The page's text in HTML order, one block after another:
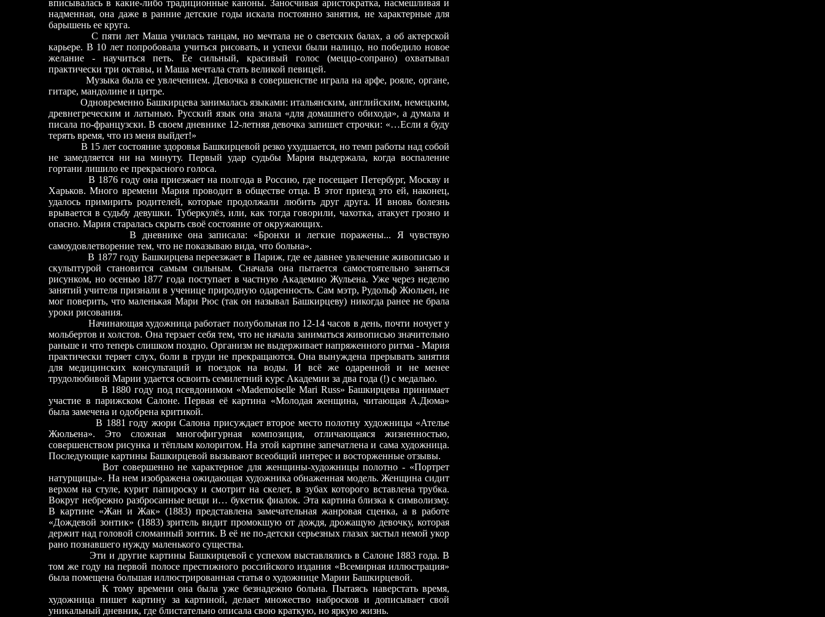
вписывалась в какие-либо традиционные каноны. Заносчивая аристократка, насмешливая и
надменная, она даже в ранние детские годы искала постоянно занятия, не характерные для
барышень ее круга.
С пяти лет Маша училась танцам, но мечтала не о светских балах, а об актерской
карьере. В 10 лет попробовала учиться рисовать, и успехи были налицо, но победило новое
желание - научиться петь. Ее сильный, красивый голос (меццо-сопрано) охватывал
практически три октавы, и Маша мечтала стать великой певицей.
Музыка была ее увлечением. Девочка в совершенстве играла на арфе, рояле, органе,
гитаре, мандолине и цитре.
Одновременно Башкирцева занималась языками: итальянским, английским, немецким,
древнегреческим и латынью. Русский язык она знала «для домашнего обихода», а думала и
писала по-французски. В своем дневнике 12-летняя девочка запишет строчки: «…Если я буду
терять время, что из меня выйдет!»
В 15 лет состояние здоровья Башкирцевой резко ухудшается, но темп работы над собой
не замедляется ни на минуту. Первый удар судьбы Мария выдержала, когда воспаление
гортани лишило ее прекрасного голоса.
В 1876 году она приезжает на полгода в Россию, где посещает Петербург, Москву и
Харьков. Много времени Мария проводит в обществе отца. В этот приезд это ей, наконец,
удалось примирить родителей, которые продолжали любить друг друга. И вновь болезнь
врывается в судьбу девушки. Туберкулёз, или, как тогда говорили, чахотка, атакует грозно и
опасно. Мария старалась скрыть своё состояние от окружающих.
В дневнике она записала: «Бронхи и легкие поражены... Я чувствую
самоудовлетворение тем, что не показываю вида, что больна».
В 1877 году Башкирцева переезжает в Париж, где ее давнее увлечение живописью и
скульптурой становится самым сильным. Сначала она пытается самостоятельно заняться
рисунком, но осенью 1877 года поступает в частную Академию Жульена. Уже через неделю
занятий учителя признали в ученице природную одаренность. Сам мэтр, Рудольф Жюльен, не
мог поверить, что маленькая Мари Рюс (так он называл Башкирцеву) никогда ранее не брала
уроки рисования.
Начинающая художница работает полубольная по 12-14 часов в день, почти ночует у
мольбертов и холстов. Она терзает себя тем, что не начала заниматься живописью значительно
раньше и что теперь слишком поздно. Организм не выдерживает напряженного ритма - Мария
практически теряет слух, боли в груди не прекращаются. Она вынуждена прерывать занятия
для медицинских консультаций и поездок на воды. И всё же одаренной и не менее
трудолюбивой Марии удается освоить семилетний курс Академии за два года (!) с медалью.
В 1880 году под псевдонимом «Mademoiselle Mari Russ» Башкирцева принимает
участие в парижском Салоне. Первая её картина «Молодая женщина, читающая А.Дюма»
была замечена и одобрена критикой.
В 1881 году жюри Салона присуждает второе место полотну художницы «Ателье
Жюльена». Это сложная многофигурная композиция, отличающаяся жизненностью,
совершенством рисунка и тёплым колоритом. На этой картине запечатлена и сама художница.
Последующие картины Башкирцевой вызывают всеобщий интерес и восторженные отзывы.
Вот совершенно не характерное для женщины-художницы полотно - «Портрет
натурщицы». На нем изображена ожидающая художника обнаженная модель. Женщина сидит
верхом на стуле, курит папироску и смотрит на скелет, в зубах которого вставлена трубка.
Вокруг небрежно разбросанные вещи и… букетик фиалок. Эта картина близка к символизму.
В картине «Жан и Жак» (1883) представлена замечательная жанровая сценка, а в работе
«Дождевой зонтик» (1883) зритель видит промокшую от дождя, дрожащую девочку, которая
держит над головой сломанный зонтик. В её не по-детски серьезных глазах застыл немой укор
рано познавшего нужду маленького существа.
Эти и другие картины Башкирцевой с успехом выставлялись в Салоне 1883 года. В
том же году на первой полосе престижного российского издания «Всемирная иллюстрация»
была помещена большая иллюстрированная статья о художнице Марии Башкирцевой.
К тому времени она была уже безнадежно больна. Пытаясь наверстать время,
художница пишет картину за картиной, делает множество набросков и дописывает свой
уникальный дневник, где блистательно описала свою краткую, но яркую жизнь.